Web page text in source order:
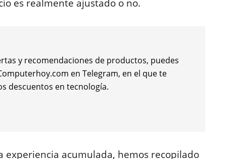
es realmente ajustado o no.
y recomendaciones de productos, puedes
en Telegram, en el que te
descuentos en tecnología.
experiencia acumulada, hemos recopilado